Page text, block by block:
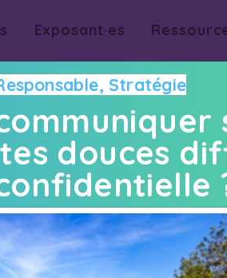
Exposant·es
Stratégie
douces